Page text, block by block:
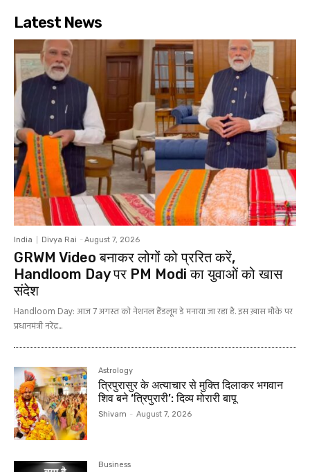
Latest News
India Divya Rai - August 7, 2026
GRWM Video बनाकर लोगों को प्ररित करें,
Handloom Day पर PM Modi का युवाओं को खास
संदेश
Handloom Day: आज 7 अगस्त को नेशनल हैंडलूम डे मनाया जा रहा है. इस ख़ास मौके पर
प्रधानमंत्री नरेंद्र...
Astrology
त्रिपुरासुर के अत्याचार से मुक्ति दिलाकर भगवान
शिव बने ‘त्रिपुरारी’: दिव्य मोरारी बापू
Shivam - August 7, 2026
Business